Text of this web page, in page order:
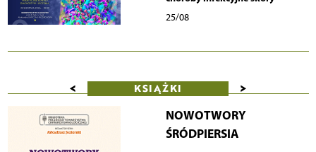
25/08
< KSIĄŻKI >
NOWOTWORY
ŚRÓDPIERSIA